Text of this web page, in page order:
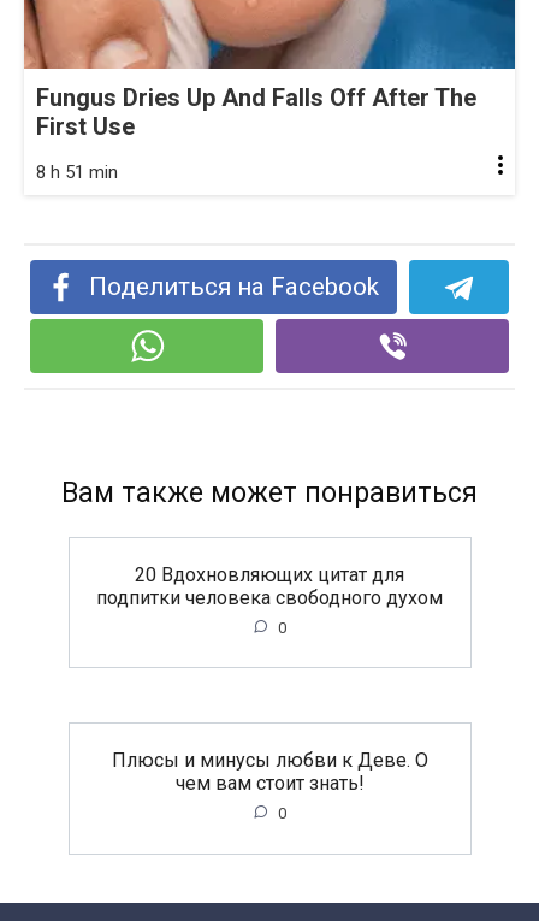
Fungus Dries Up And Falls Off After The
First Use
8 h 51 min
Поделиться на Facebook
Вам также может понравиться
20 Вдохновляющих цитат для
подпитки человека свободного духом
0
Плюсы и минусы любви к Деве. О
чем вам стоит знать!
0